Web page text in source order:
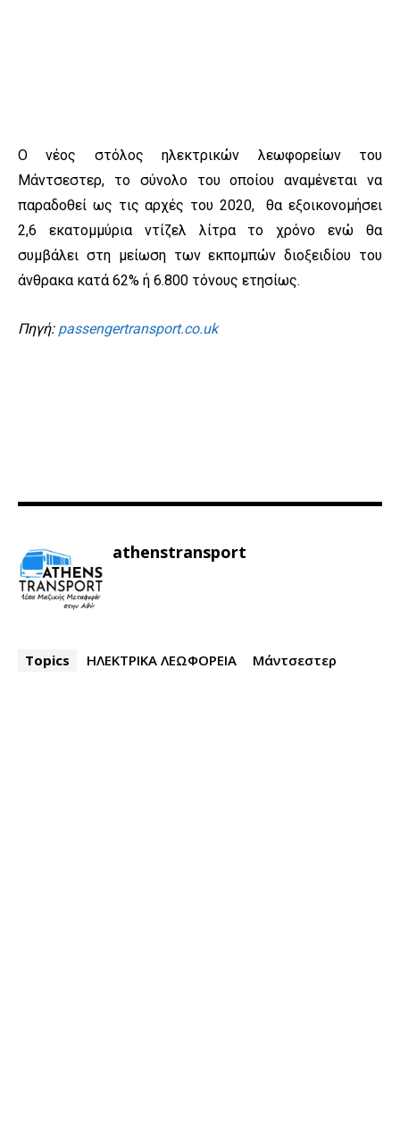
Ο νέος στόλος ηλεκτρικών λεωφορείων του
Μάντσεστερ, το σύνολο του οποίου αναμένεται να
παραδοθεί ως τις αρχές του 2020, θα εξοικονομήσει
2,6 εκατομμύρια ντίζελ λίτρα το χρόνο ενώ θα
συμβάλει στη μείωση των εκπομπών διοξειδίου του
άνθρακα κατά 62% ή 6.800 τόνους ετησίως.
Πηγή: passengertransport.co.uk
athenstransport
Topics ΗΛΕΚΤΡΙΚΑ ΛΕΩΦΟΡΕΙΑ Μάντσεστερ